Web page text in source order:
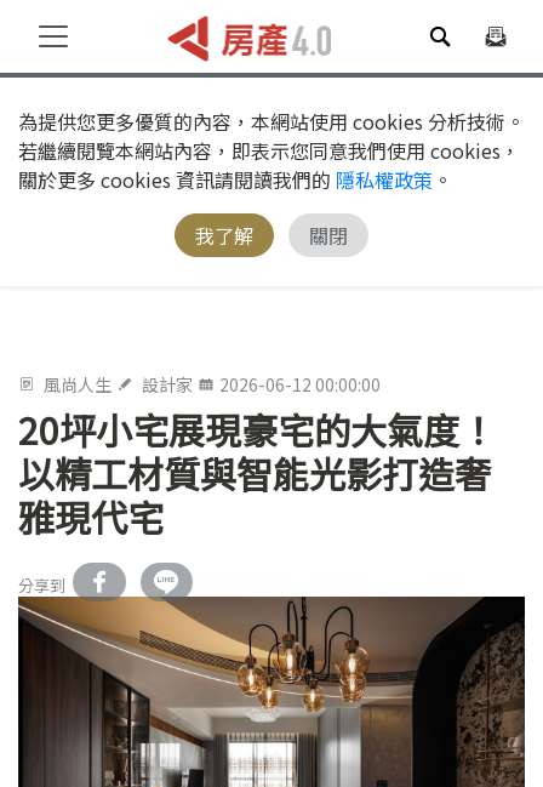
為提供您更多優質的內容，本網站使用 cookies 分析技術。
若繼續閱覽本網站內容，即表示您同意我們使用 cookies，
關於更多 cookies 資訊請閱讀我們的 隱私權政策 。
我了解
關閉
風尚人生 設計家 2026-06-12 00:00:00
20坪小宅展現豪宅的大氣度！
以精工材質與智能光影打造奢
雅現代宅
分享到